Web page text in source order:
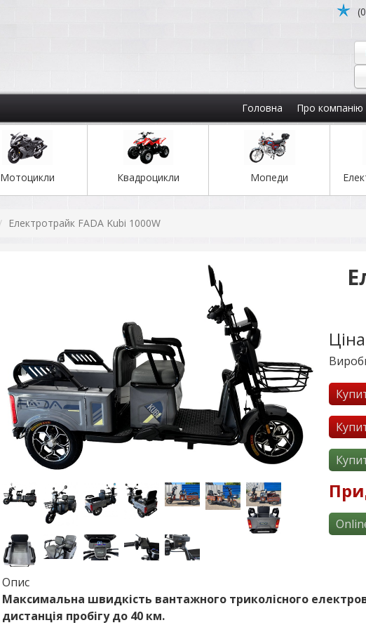
Головна Про компанію
Мотоцикли Квадроцикли Мопеди
Електротрайк FADA Kubi 1000W
Ціна
Опис
Максимальна швидкість вантажного триколісного
дистанція пробігу до 40 км.